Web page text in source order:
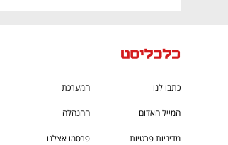
כתבו לנו המערכת
המייל האדום ההנהלה
מדיניות פרטיות פרסמו אצלנו